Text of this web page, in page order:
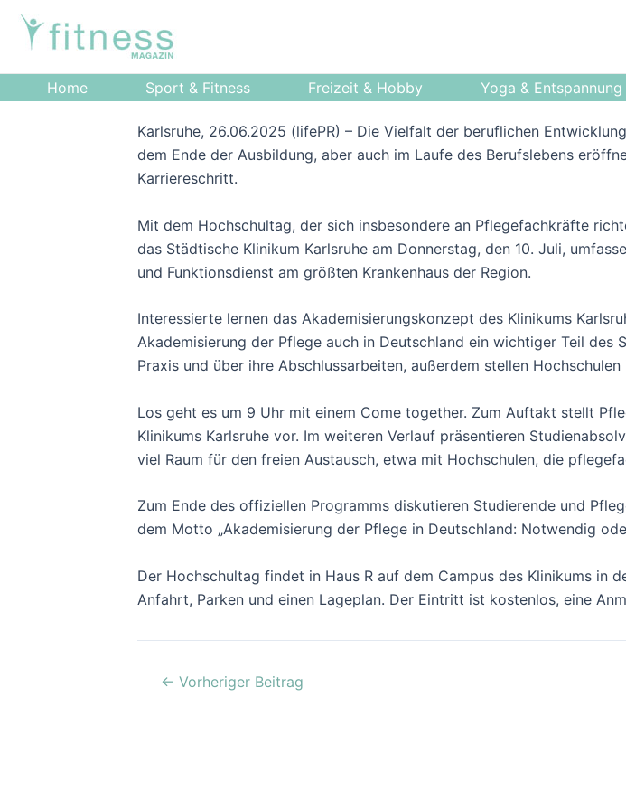
Zum
Inhalt
Home
Sport & Fitness Freizeit & Hobby Yoga & Entspannung
Karlsruhe, 26.06.2025 (lifePR) – Die Vielfalt der beruflichen
dem Ende der Ausbildung, aber auch im Laufe des Berufslebens
Karriereschritt.
Mit dem Hochschultag, der sich insbesondere an Pflegefachkräfte
das Städtische Klinikum Karlsruhe am Donnerstag, den 10. Juli,
und Funktionsdienst am größten Krankenhaus der Region.
Interessierte lernen das Akademisierungskonzept des Klinikums
Akademisierung der Pflege auch in Deutschland ein wichtiger Teil
Praxis und über ihre Abschlussarbeiten, außerdem stellen
Los geht es um 9 Uhr mit einem Come together. Zum Auftakt stellt
Klinikums Karlsruhe vor. Im weiteren Verlauf präsentieren
viel Raum für den freien Austausch, etwa mit Hochschulen, die
Zum Ende des offiziellen Programms diskutieren Studierende und
dem Motto „Akademisierung der Pflege in Deutschland: Notwendig
Der Hochschultag findet in Haus R auf dem Campus des Klinikums in
Anfahrt, Parken und einen Lageplan. Der Eintritt ist kostenlos, eine
navigation
← Vorheriger Beitrag